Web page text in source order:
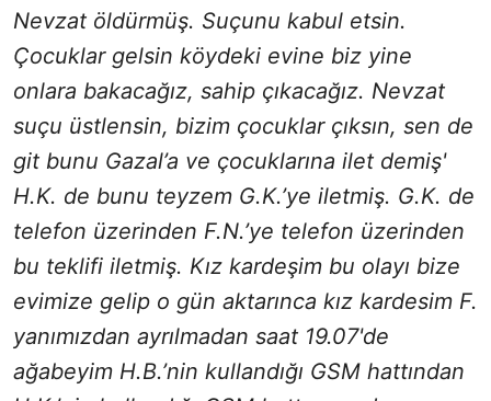
Nevzat öldürmüş. Suçunu kabul etsin.
Çocuklar gelsin köydeki evine biz yine
onlara bakacağız, sahip çıkacağız. Nevzat
suçu üstlensin, bizim çocuklar çıksın, sen de
git bunu Gazal’a ve çocuklarına ilet demiş'
H.K. de bunu teyzem G.K.’ye iletmiş. G.K. de
telefon üzerinden F.N.’ye telefon üzerinden
bu teklifi iletmiş. Kız kardeşim bu olayı bize
evimize gelip o gün aktarınca kız kardesim F.
yanımızdan ayrılmadan saat 19.07'de
ağabeyim H.B.’nin kullandığı GSM hattından